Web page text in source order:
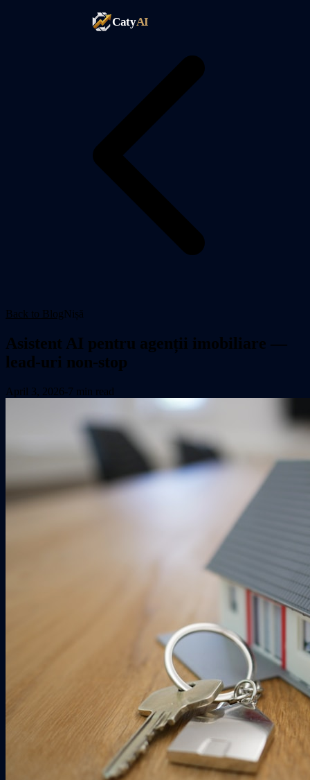
CatyAI
Back to BlogNișă
Asistent AI pentru agenții imobiliare —
lead-uri non-stop
April 3, 2026-7 min read